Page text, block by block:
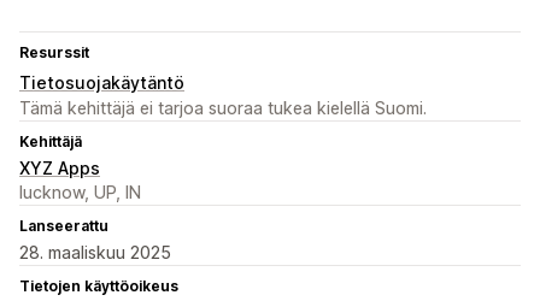
Resurssit
Tietosuojakäytäntö
Tämä kehittäjä ei tarjoa suoraa tukea kielellä Suomi.
Kehittäjä
XYZ Apps
lucknow, UP, IN
Lanseerattu
28. maaliskuu 2025
Tietojen käyttöoikeus